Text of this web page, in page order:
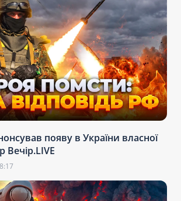
появу в України власної
Вечір.LIVE